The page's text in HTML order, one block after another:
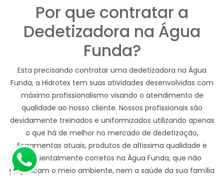
Por que contratar a
Dedetizadora na Água
Funda?
Esta precisando contratar uma dedetizadora na Água
Funda, a Hidrotex tem suas atividades desenvolvidas com
máximo profissionalismo visando o atendimento de
qualidade ao nosso cliente. Nossos profissionais são
devidamente treinados e uniformizados utilizando apenas
o que há de melhor no mercado de dedetização,
ferramentas atuais, produtos de altissima qualidade e
ambientalmente corretos na Água Funda, que não
prejudicam o meio ambiente, nem a saúde da sua família